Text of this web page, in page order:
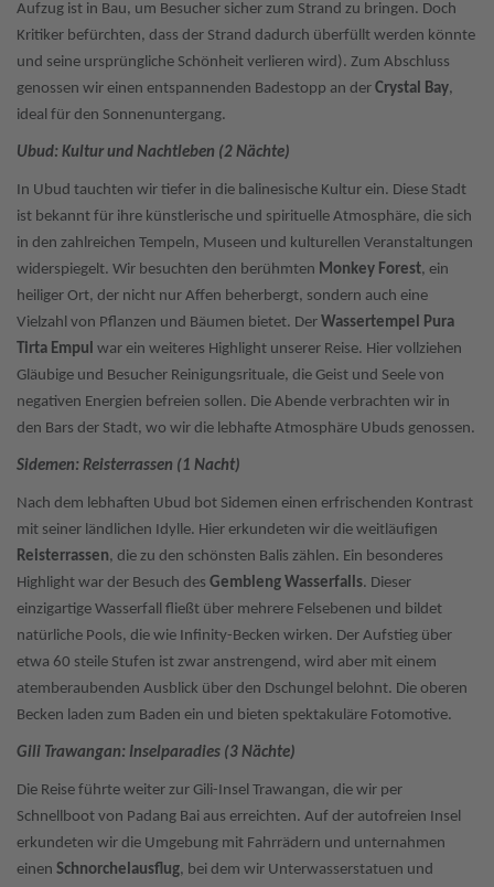
Aufzug ist in Bau, um Besucher sicher zum Strand zu bringen. Doch
Kritiker befürchten, dass der Strand dadurch überfüllt werden könnte
und seine ursprüngliche Schönheit verlieren wird). Zum Abschluss
genossen wir einen entspannenden Badestopp an der Crystal Bay,
ideal für den Sonnenuntergang.
Ubud: Kultur und Nachtleben (2 Nächte)
In Ubud tauchten wir tiefer in die balinesische Kultur ein. Diese Stadt
ist bekannt für ihre künstlerische und spirituelle Atmosphäre, die sich
in den zahlreichen Tempeln, Museen und kulturellen Veranstaltungen
widerspiegelt. Wir besuchten den berühmten Monkey Forest, ein
heiliger Ort, der nicht nur Affen beherbergt, sondern auch eine
Vielzahl von Pflanzen und Bäumen bietet. Der Wassertempel Pura
Tirta Empul war ein weiteres Highlight unserer Reise. Hier vollziehen
Gläubige und Besucher Reinigungsrituale, die Geist und Seele von
negativen Energien befreien sollen. Die Abende verbrachten wir in
den Bars der Stadt, wo wir die lebhafte Atmosphäre Ubuds genossen.
Sidemen: Reisterrassen (1 Nacht)
Nach dem lebhaften Ubud bot Sidemen einen erfrischenden Kontrast
mit seiner ländlichen Idylle. Hier erkundeten wir die weitläufigen
Reisterrassen, die zu den schönsten Balis zählen. Ein besonderes
Highlight war der Besuch des Gembleng Wasserfalls. Dieser
einzigartige Wasserfall fließt über mehrere Felsebenen und bildet
natürliche Pools, die wie Infinity-Becken wirken. Der Aufstieg über
etwa 60 steile Stufen ist zwar anstrengend, wird aber mit einem
atemberaubenden Ausblick über den Dschungel belohnt. Die oberen
Becken laden zum Baden ein und bieten spektakuläre Fotomotive.
Gili Trawangan: Inselparadies (3 Nächte)
Die Reise führte weiter zur Gili-Insel Trawangan, die wir per
Schnellboot von Padang Bai aus erreichten. Auf der autofreien Insel
erkundeten wir die Umgebung mit Fahrrädern und unternahmen
einen Schnorchelausflug, bei dem wir Unterwasserstatuen und